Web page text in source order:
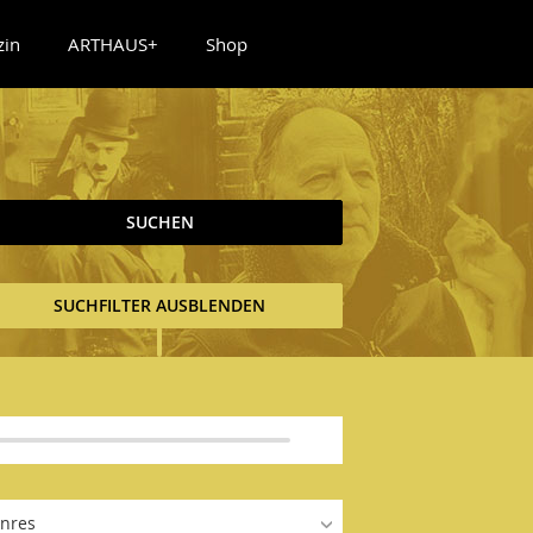
ARTHAUS+ Shop
SUCHEN
SUCHFILTER AUSBLENDEN